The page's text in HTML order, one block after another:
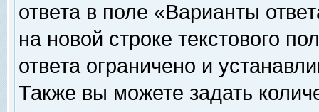
ответа в поле «Варианты
на новой строке текстового
ответа ограничено и
Также вы можете задать